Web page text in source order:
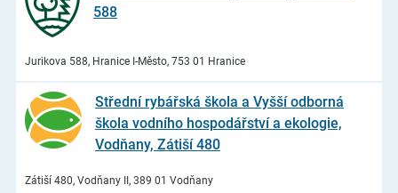
588
Jurikova 588, Hranice I-Město, 753 01 Hranice
Střední rybářská škola a Vyšší odborná
škola vodního hospodářství a ekologie,
Vodňany, Zátiší 480
Zátiší 480, Vodňany II, 389 01 Vodňany